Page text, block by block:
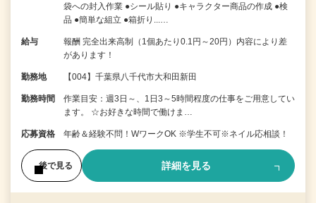
袋への封入作業 ●シール貼り ●キャラクター商品の作成 ●検
品 ●簡単な組立 ●箱折り...…
給与
報酬 完全出来高制（1個あたり0.1円～20円）内容により差
があります！
勤務地 【004】千葉県八千代市大和田新田
勤務時間
作業目安：週3日～、1日3～5時間程度の仕事をご用意してい
ます。 ☆お好きな時間で働けま…
応募資格 年齢＆経験不問！WワークOK ※学生不可※ネイル応相談！
後で見る 詳細を見る